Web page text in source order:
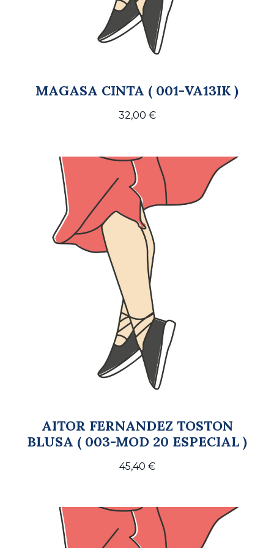
MAGASA CINTA ( 001-VA13IK )
32,00 €
AITOR FERNANDEZ TOSTON
BLUSA ( 003-MOD 20 ESPECIAL )
45,40 €